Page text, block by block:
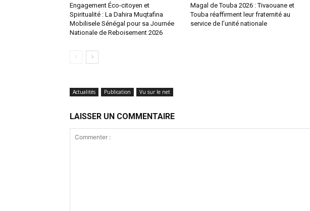
Engagement Éco-citoyen et
Spiritualité : La Dahira Muqtafina
Mobilisele Sénégal pour sa Journée
Nationale de Reboisement 2026
Magal de Touba 2026 : Tivaouane et
Touba réaffirment leur fraternité au
service de l’unité nationale
Actualités Publication Vu sur le net
LAISSER UN COMMENTAIRE